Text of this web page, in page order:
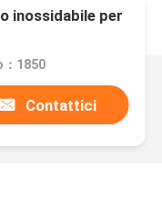
inossidabile per
1850
Contattici